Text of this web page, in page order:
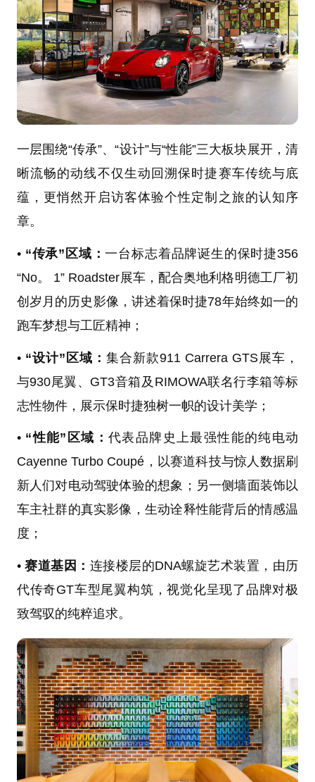
一层围绕“传承”、“设计”与“性能”三大板块展开，清
晰流畅的动线不仅生动回溯保时捷赛车传统与底
蕴，更悄然开启访客体验个性定制之旅的认知序
章。
• “传承”区域：一台标志着品牌诞生的保时捷356
“No。 1” Roadster展车，配合奥地利格明德工厂初
创岁月的历史影像，讲述着保时捷78年始终如一的
跑车梦想与工匠精神；
• “设计”区域： 集合新款911 Carrera GTS展车，
与930尾翼、GT3音箱及RIMOWA联名行李箱等标
志性物件，展示保时捷独树一帜的设计美学；
• “性能”区域：代表品牌史上最强性能的纯电动
Cayenne Turbo Coupé，以赛道科技与惊人数据刷
新人们对电动驾驶体验的想象；另一侧墙面装饰以
车主社群的真实影像，生动诠释性能背后的情感温
度；
•赛道基因： 连接楼层的DNA螺旋艺术装置，由历
代传奇GT车型尾翼构筑，视觉化呈现了品牌对极
致驾驭的纯粹追求。